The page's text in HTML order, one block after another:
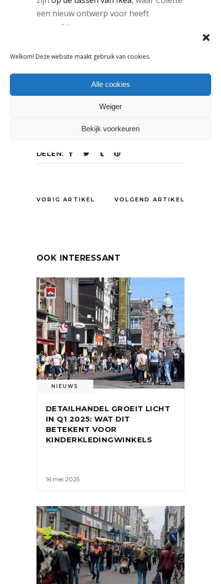
Welkom! Deze website maakt gebruik van cookies.
Alle cookies
Weiger
Bekijk voorkeuren
een nieuw ontwerp voor heeft
gemaakt.
Fashion
Foto:Les canards de chez Colette,Marc Mateus
winkelconcept
DELEN:
VORIG ARTIKEL VOLGEND ARTIKEL
OOK INTERESSANT
NIEUWS
DETAILHANDEL GROEIT LICHT
IN Q1 2025: WAT DIT
BETEKENT VOOR
KINDERKLEDINGWINKELS
16 mei 2025